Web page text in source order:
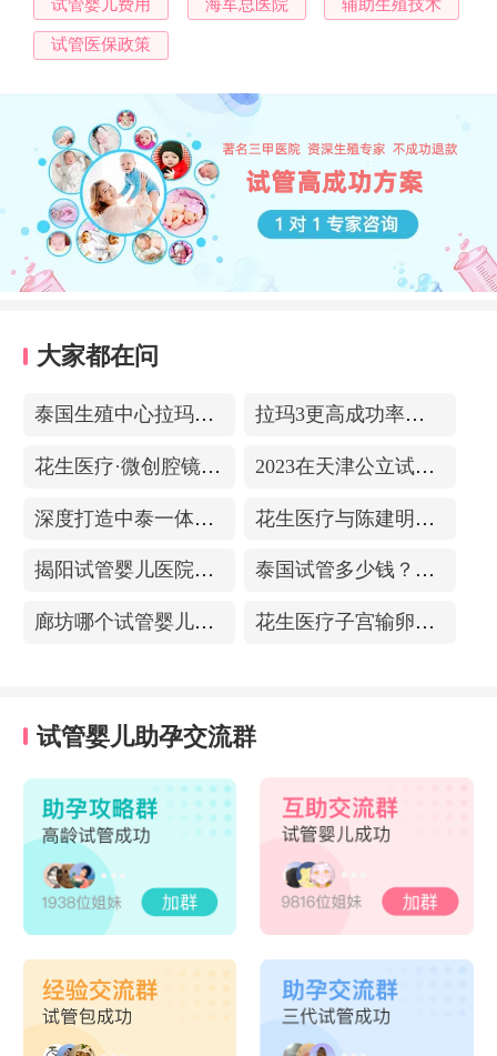
试管婴儿费用 海军总医院 辅助生殖技术
试管医保政策
大家都在问
泰国生殖中心拉玛3-更高成功率的保障-治愈系的医院环境 拉玛3更高成功率的保障——泰国超强实验室
花生医疗·微创腔镜中心 2023在天津公立试管医院排名，附带费用明细
深度打造中泰一体化医疗体系！花生医疗中国专家团赴泰考察交流 花生医疗与陈建明教授达成战略合作，共促精准保胎事业发展
揭阳试管婴儿医院排名，附带试管成功率 泰国试管多少钱？收费包含什么项目？不成功能退款？
廊坊哪个试管婴儿医院可以包成功？内附试管费用! 花生医疗子宫输卵管造影中心
试管婴儿助孕交流群